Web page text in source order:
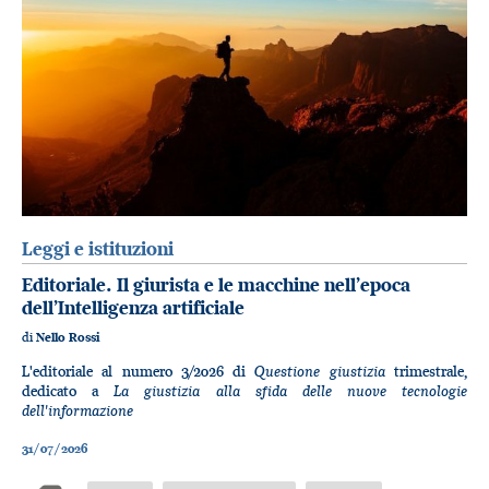
Leggi e istituzioni
Editoriale. Il giurista e le macchine nell’epoca
dell’Intelligenza artificiale
diNello Rossi
L'editoriale al numero 3/2026 diQuestione giustiziatrimestrale,
dedicato aLa giustizia alla sfida delle nuove tecnologie
dell'informazione
31/07/2026